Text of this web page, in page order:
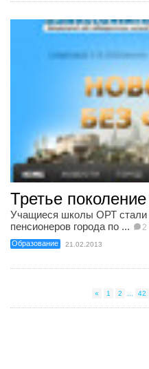
Третье
Учащиеся школы ОРТ стали
пенсионеров города по ...
2
Образование 21.02.2013
« 1 2 42